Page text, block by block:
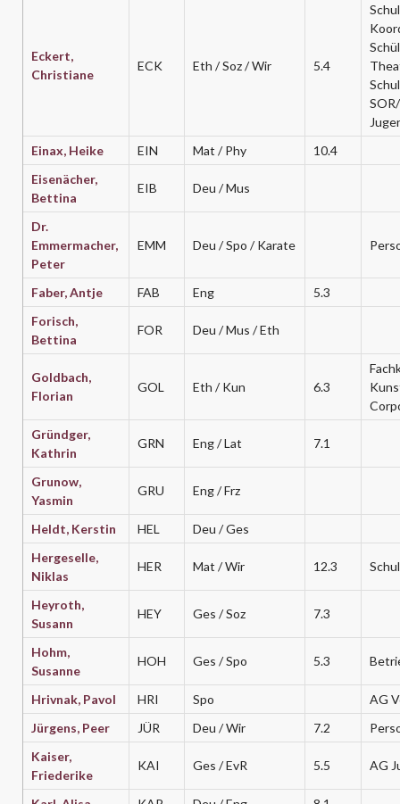
Eckert,
Christiane
ECK Eth / Soz / Wir 5.4
Einax, Heike
EIN Mat / Phy
10.4
Eisenächer,
Bettina
EIB Deu / Mus
Dr.
Emmermacher,
Peter
EMM Deu / Spo / Karate
Faber, Antje FAB Eng
5.3
Forisch,
Bettina
FOR Deu / Mus / Eth
Goldbach,
Florian
GOL Eth / Kun 6.3
Gründger,
Kathrin
GRN Eng / Lat 7.1
Grunow,
Yasmin
GRU Eng / Frz
Heldt, Kerstin HEL
Deu / Ges
Hergeselle,
Niklas
HER Mat / Wir 12.3
Heyroth,
Susann
HEY Ges / Soz 7.3
Hohm,
Susanne
HOH Ges / Spo 5.3
Hrivnak, Pavol HRI Spo
AG
Jürgens, Peer
JÜR Deu / Wir 7.2
Kaiser,
Friederike
KAI Ges / EvR 5.5 AG